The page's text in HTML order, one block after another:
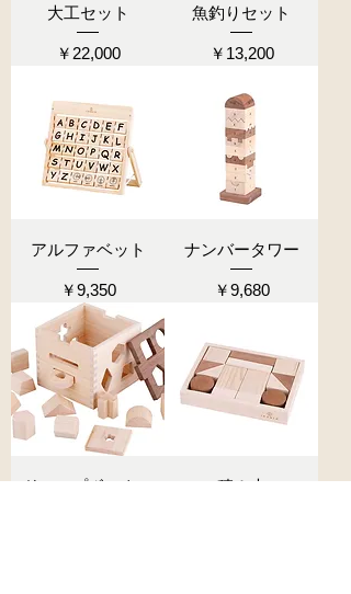
大工セット
価格
￥22,000
魚釣りセット
価格
￥13,200
アルファベット
価格
￥9,350
ナンバータワー
価格
￥9,680
ドロップボックス 積み木